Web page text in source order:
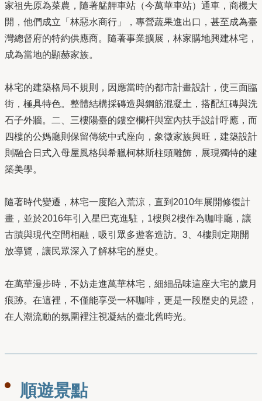
家祖先原為菜農，隨著艋舺車站（今萬華車站）通車，商機大
開，他們成立「林惡水商行」，專營蔬果進出口，甚至成為臺
灣總督府的特約供應商。隨著事業擴展，林家購地興建林宅，
成為當地的顯赫家族。
林宅的建築格局不規則，因應當時的都市計畫設計，使三面臨
街，極具特色。整體結構採磚造與鋼筋混凝土，搭配紅磚與洗
石子外牆。二、三樓陽臺的鏤空欄杆與室內扶手設計呼應，而
四樓的公媽廳則保留傳統中式座向，象徵家族興旺，建築設計
則融合日式入母屋風格與希臘柯林斯柱頭雕飾，展現獨特的建
築美學。
隨著時代變遷，林宅一度陷入荒涼，直到2010年展開修復計
畫，並於2016年引入星巴克進駐，1樓與2樓作為咖啡廳，讓
古蹟與現代空間相融，吸引眾多遊客造訪。3、4樓則定期開
放導覽，讓民眾深入了解林宅的歷史。
在萬華漫步時，不妨走進萬華林宅，細細品味這座大宅的歲月
痕跡。在這裡，不僅能享受一杯咖啡，更是一段歷史的見證，
在人潮流動的氛圍裡注視凝結的臺北舊時光。
順遊景點